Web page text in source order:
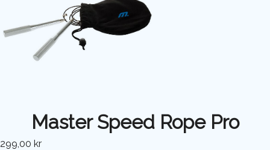
Master Speed Rope Pro
299,00 kr